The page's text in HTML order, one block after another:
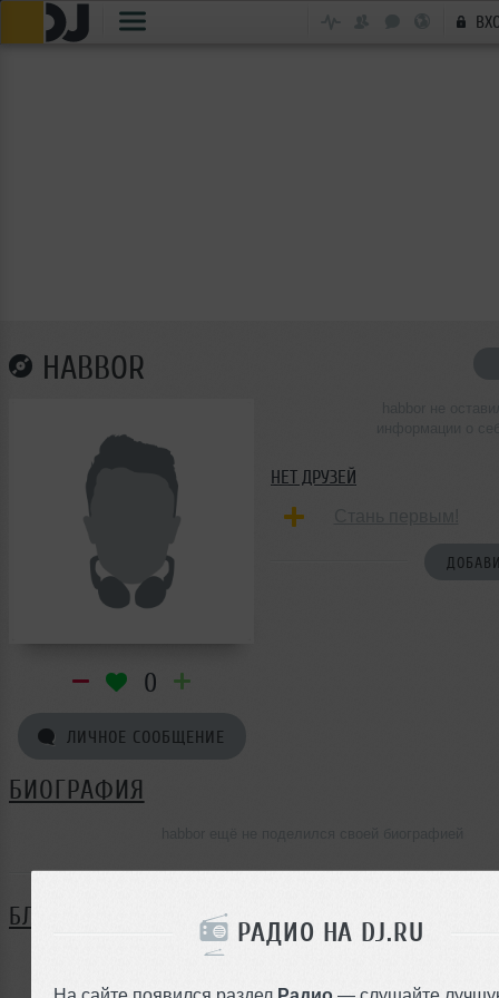
РАДИО НА DJ.RU
На сайте появился раздел Радио — слушайте
HABBOR
0
ЛИЧНОЕ СООБЩЕНИЕ
НЕТ ДРУЗЕЙ
БИОГРАФИЯ
БЛОГ